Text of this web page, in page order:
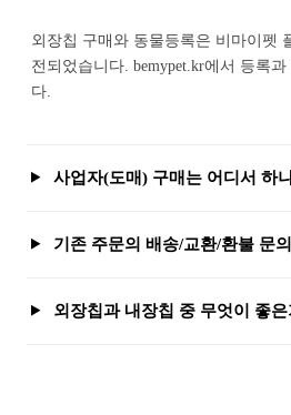
외장칩 구매와 동물등록은 비마이펫
전되었습니다. bemypet.kr에서 등록
다.
사업자(도매) 구매는 어디서 하
기존 주문의 배송/교환/환불 문
외장칩과 내장칩 중 무엇이 좋은